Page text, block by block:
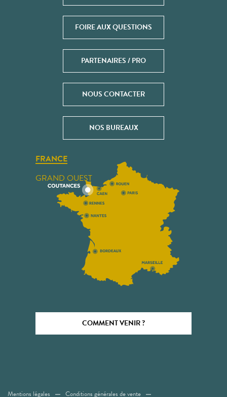
FOIRE AUX QUESTIONS
PARTENAIRES / PRO
NOUS CONTACTER
NOS BUREAUX
FRANCE
GRAND OUEST
COMMENT VENIR ?
Mentions légales Conditions générales de vente